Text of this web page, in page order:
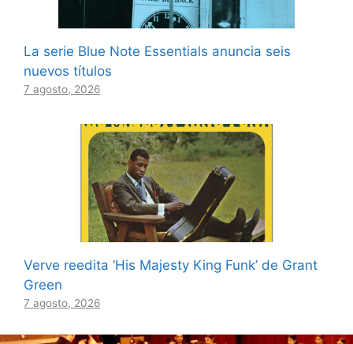
La serie Blue Note Essentials anuncia seis
nuevos títulos
7 agosto, 2026
Verve reedita ‘His Majesty King Funk’ de Grant
Green
7 agosto, 2026